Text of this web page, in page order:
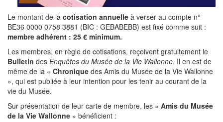
Le montant de la cotisation annuelle à verser au compte n°
BE36 0000 0758 3881 (BIC : GEBABEBB) est fixé comme suit :
membre adhérent : 25 € minimum.
Les membres, en règle de cotisations, reçoivent gratuitement le
Bulletin des Enquêtes du Musée de la Vie Wallonne. Il en est de
même de la « Chronique des Amis du Musée de la Vie Wallonne
», qui est publiée à leur intention pour les tenir au courant de la
vie du Musée.
Sur présentation de leur carte de membre, les « Amis du Musée
de la Vie Wallonne » bénéficient :